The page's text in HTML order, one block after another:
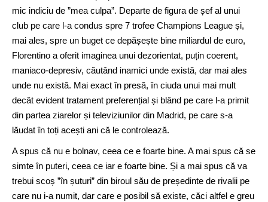
mic indiciu de ”mea culpa”. Departe de figura de șef al unui
club pe care l-a condus spre 7 trofee Champions League și,
mai ales, spre un buget ce depășește bine miliardul de euro,
Florentino a oferit imaginea unui dezorientat, puțin coerent,
maniaco-depresiv, căutând inamici unde există, dar mai ales
unde nu există. Mai exact în presă, în ciuda unui mai mult
decât evident tratament preferențial și blând pe care l-a primit
din partea ziarelor și televiziunilor din Madrid, pe care s-a
lăudat în toți acești ani că le controlează.
A spus că nu e bolnav, ceea ce e foarte bine. A mai spus că se
simte în puteri, ceea ce iar e foarte bine. Și a mai spus că va
trebui scoș ”în șuturi” din biroul său de președinte de rivalii pe
care nu i-a numit, dar care e posibil să existe, căci altfel e greu